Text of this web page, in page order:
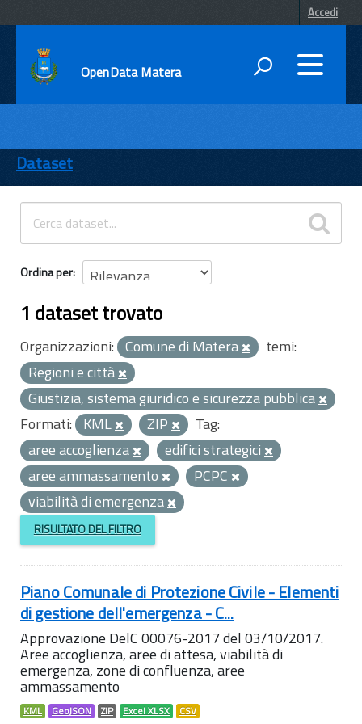
Accedi
OpenData Matera
ENTI
TEMI
INFORMAZIONI
Dataset
Ordina per
1 dataset trovato
Organizzazioni: Comune di Matera
temi:
Regioni e città
Giustizia, sistema giuridico e sicurezza pubblica
Formati: KML ZIP
Tag:
aree accoglienza
edifici strategici
aree ammassamento
PCPC
viabilità di emergenza
RISULTATO DEL FILTRO
Piano Comunale di Protezione Civile - Elementi
di gestione dell'emergenza - C...
Approvazione DelC 00076-2017 del 03/10/2017.
Aree accoglienza, aree di attesa, viabilità di
emergenza, zone di confluenza, aree
ammassamento
KML GeoJSON ZIP Excel XLSX CSV